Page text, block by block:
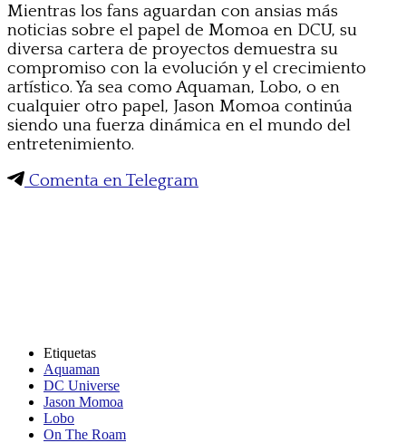
Mientras los fans aguardan con ansias más
noticias sobre el papel de Momoa en DCU, su
diversa cartera de proyectos demuestra su
compromiso con la evolución y el crecimiento
artístico. Ya sea como Aquaman, Lobo, o en
cualquier otro papel, Jason Momoa continúa
siendo una fuerza dinámica en el mundo del
entretenimiento.
Comenta en Telegram
Etiquetas
Aquaman
DC Universe
Jason Momoa
Lobo
On The Roam